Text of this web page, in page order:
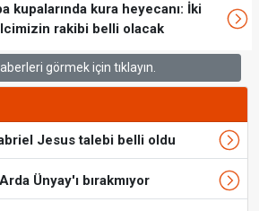
kupalarında kura heyecanı: İki
rakibi belli olacak
görmek için tıklayın.
Jesus talebi belli oldu
Ünyay'ı bırakmıyor